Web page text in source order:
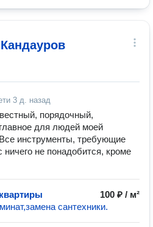
3 д. назад
порядочный,
для людей моей
инструменты, требующие
не понадобится, кроме
100 ₽ / м²
сантехники.